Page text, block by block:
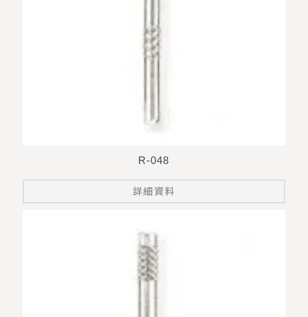
R-048
詳細資料